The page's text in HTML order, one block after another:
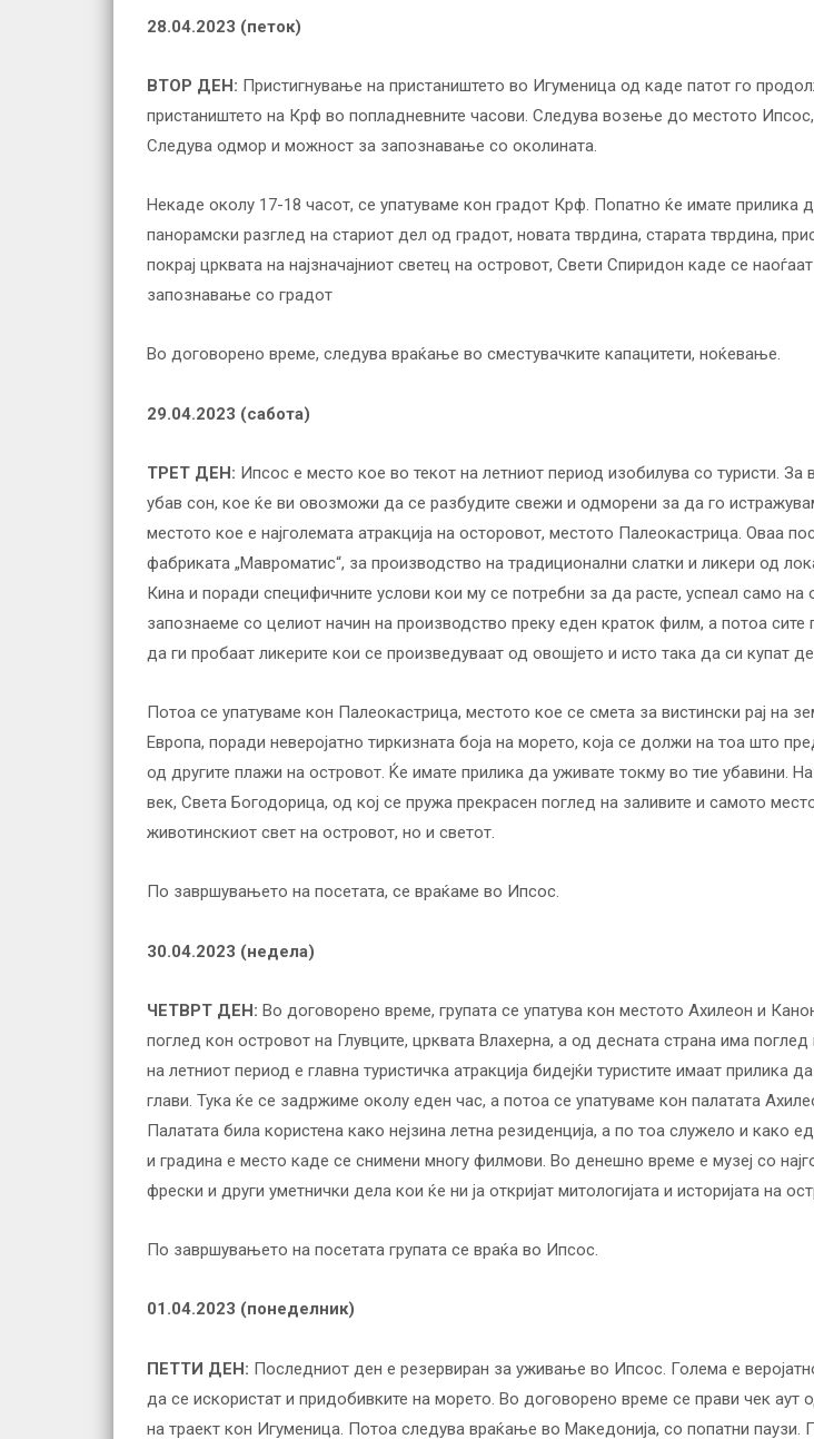
28.04.2023 (петок)
ВТОР ДЕН: Пристигнување на пристаништето во Игуменица од каде патот го
пристаништето на Крф во попладневните часови. Следувa возење до местото
Следува одмор и можност за запознавање со околината.
Некаде околу 17-18 часот, се упатуваме кон градот Крф. Попатно ќе имате прилика
панорамски разглед на стариот дел од градот, новата тврдина, старата тврдина,
покрај црквата на најзначајниот светец на островот, Свети Спиридон каде се
запознавање со градот
Во договорено време, следува враќање во сместувачките капацитети, ноќевање.
29.04.2023 (сабота)
ТРЕТ ДЕН: Ипсос е место кое во текот на летниот период изобилува со туристи.
убав сон, кое ќе ви овозможи да се разбудите свежи и одморени за да го
местото кое е најголемата атракција на осторовот, местото Палеокастрица. Оваа
фабриката „Мавроматис“, за производство на традиционални слатки и ликери од
Кина и поради специфичните услови кои му се потребни за да расте, успеал само
запознаеме со целиот начин на производство преку еден краток филм, а потоа сите
да ги пробаат ликерите кои се произведуваат од овошјето и исто така да си купат
Потоа се упатуваме кон Палеокастрица, местото кое се смета за вистински рај на
Европа, поради неверојатно тиркизната боја на морето, која се должи на тоа што
од другите плажи на островот. Ќе имате прилика да уживате токму во тие убавини.
век, Света Богодорица, од кој се пружа прекрасен поглед на заливите и самото
животинскиот свет на островот, но и светот.
По завршувањето на посетата, се враќаме во Ипсос.
30.04.2023 (недела)
ЧЕТВРТ ДЕН: Во договорено време, групата се упатува кон местото Ахилеон и
поглед кон островот на Глувците, црквата Влахерна, а од десната страна има
на летниот период е главна туристичка атракција бидејќи туристите имаат прилика
глави. Тука ќе се задржиме околу еден час, а потоа се упатуваме кон палатата
Палатата била користена како нејзина летна резиденција, а по тоа служело и како
и градина е место каде се снимени многу филмови. Во денешно време е музеј со
фрески и други уметнички дела кои ќе ни ја откријат митологијата и историјата на
По завршувањето на посетата групата се враќа во Ипсос.
01.04.2023 (понеделник)
ПЕТТИ ДЕН: Последниот ден е резервиран за уживање во Ипсос. Голема е
да се искористат и придобивките на морето. Во договорено време се прави чек аут
на траект кон Игуменица. Потоа следува враќање во Македонија, со попатни паузи.